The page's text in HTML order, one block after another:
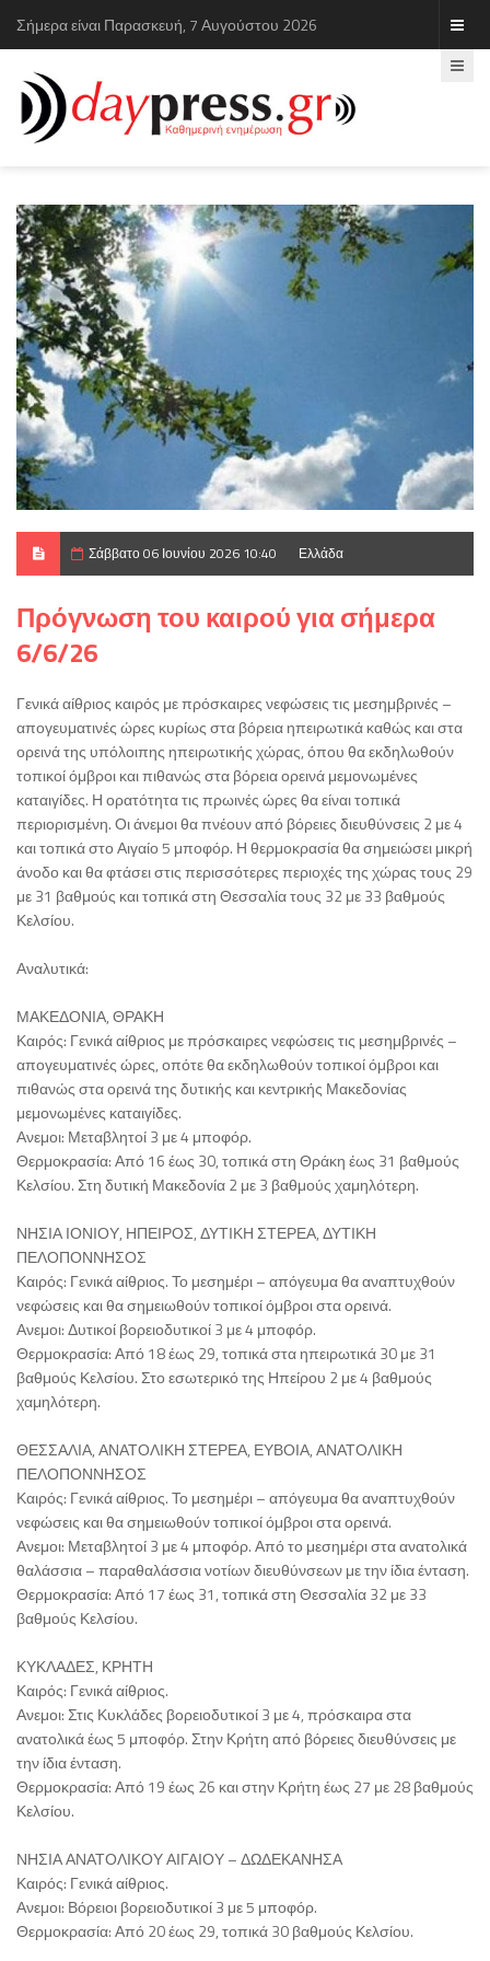
Σήμερα είναι Παρασκευή, 7 Αυγούστου 2026
Σάββατο 06 Ιουνίου 2026 10:40 Ελλάδα
Πρόγνωση του καιρού για σήμερα
6/6/26
Γενικά αίθριος καιρός με πρόσκαιρες νεφώσεις τις μεσημβρινές –
απογευματινές ώρες κυρίως στα βόρεια ηπειρωτικά καθώς και στα
ορεινά της υπόλοιπης ηπειρωτικής χώρας, όπου θα εκδηλωθούν
τοπικοί όμβροι και πιθανώς στα βόρεια ορεινά μεμονωμένες
καταιγίδες. Η ορατότητα τις πρωινές ώρες θα είναι τοπικά
περιορισμένη. Οι άνεμοι θα πνέουν από βόρειες διευθύνσεις 2 με 4
και τοπικά στο Αιγαίο 5 μποφόρ. Η θερμοκρασία θα σημειώσει μικρή
άνοδο και θα φτάσει στις περισσότερες περιοχές της χώρας τους 29
με 31 βαθμούς και τοπικά στη Θεσσαλία τους 32 με 33 βαθμούς
Κελσίου.
Αναλυτικά:
ΜΑΚΕΔΟΝΙΑ, ΘΡΑΚΗ
Καιρός: Γενικά αίθριος με πρόσκαιρες νεφώσεις τις μεσημβρινές –
απογευματινές ώρες, οπότε θα εκδηλωθούν τοπικοί όμβροι και
πιθανώς στα ορεινά της δυτικής και κεντρικής Μακεδονίας
μεμονωμένες καταιγίδες.
Ανεμοι: Μεταβλητοί 3 με 4 μποφόρ.
Θερμοκρασία: Από 16 έως 30, τοπικά στη Θράκη έως 31 βαθμούς
Κελσίου. Στη δυτική Μακεδονία 2 με 3 βαθμούς χαμηλότερη.
ΝΗΣΙΑ ΙΟΝΙΟΥ, ΗΠΕΙΡΟΣ, ΔΥΤΙΚΗ ΣΤΕΡΕΑ, ΔΥΤΙΚΗ
ΠΕΛΟΠΟΝΝΗΣΟΣ
Καιρός: Γενικά αίθριος. Το μεσημέρι – απόγευμα θα αναπτυχθούν
νεφώσεις και θα σημειωθούν τοπικοί όμβροι στα ορεινά.
Ανεμοι: Δυτικοί βορειοδυτικοί 3 με 4 μποφόρ.
Θερμοκρασία: Από 18 έως 29, τοπικά στα ηπειρωτικά 30 με 31
βαθμούς Κελσίου. Στο εσωτερικό της Ηπείρου 2 με 4 βαθμούς
χαμηλότερη.
ΘΕΣΣΑΛΙΑ, ΑΝΑΤΟΛΙΚΗ ΣΤΕΡΕΑ, ΕΥΒΟΙΑ, ΑΝΑΤΟΛΙΚΗ
ΠΕΛΟΠΟΝΝΗΣΟΣ
Καιρός: Γενικά αίθριος. Το μεσημέρι – απόγευμα θα αναπτυχθούν
νεφώσεις και θα σημειωθούν τοπικοί όμβροι στα ορεινά.
Ανεμοι: Μεταβλητοί 3 με 4 μποφόρ. Από το μεσημέρι στα ανατολικά
θαλάσσια – παραθαλάσσια νοτίων διευθύνσεων με την ίδια ένταση.
Θερμοκρασία: Από 17 έως 31, τοπικά στη Θεσσαλία 32 με 33
βαθμούς Κελσίου.
ΚΥΚΛΑΔΕΣ, ΚΡΗΤΗ
Καιρός: Γενικά αίθριος.
Ανεμοι: Στις Κυκλάδες βορειοδυτικοί 3 με 4, πρόσκαιρα στα
ανατολικά έως 5 μποφόρ. Στην Κρήτη από βόρειες διευθύνσεις με
την ίδια ένταση.
Θερμοκρασία: Από 19 έως 26 και στην Κρήτη έως 27 με 28 βαθμούς
Κελσίου.
ΝΗΣΙΑ ΑΝΑΤΟΛΙΚΟΥ ΑΙΓΑΙΟΥ – ΔΩΔΕΚΑΝΗΣΑ
Καιρός: Γενικά αίθριος.
Ανεμοι: Βόρειοι βορειοδυτικοί 3 με 5 μποφόρ.
Θερμοκρασία: Από 20 έως 29, τοπικά 30 βαθμούς Κελσίου.